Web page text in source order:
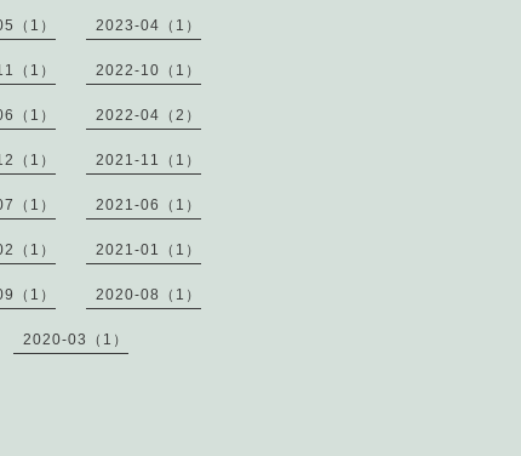
（1） 2023-04（1）
（1） 2022-10（1）
（1） 2022-04（2）
（1） 2021-11（1）
（1） 2021-06（1）
（1） 2021-01（1）
（1） 2020-08（1）
2020-03（1）